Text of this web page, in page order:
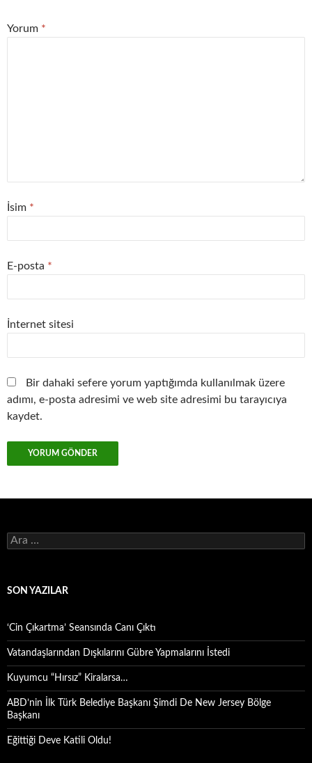
Yorum *
İsim *
E-posta *
İnternet sitesi
Bir dahaki sefere yorum yaptığımda kullanılmak üzere
adımı, e-posta adresimi ve web site adresimi bu tarayıcıya
kaydet.
Arama:
SON YAZILAR
‘Cin Çıkartma’ Seansında Canı Çıktı
Vatandaşlarından Dışkılarını Gübre Yapmalarını İstedi
Kuyumcu “Hırsız” Kiralarsa…
ABD’nin İlk Türk Belediye Başkanı Şimdi De New Jersey Bölge
Başkanı
Eğittiği Deve Katili Oldu!